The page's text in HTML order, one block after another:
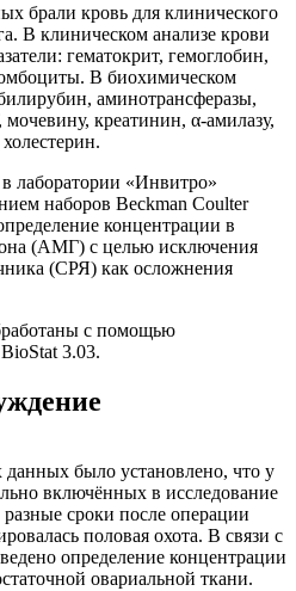
брали кровь для клинического
В клиническом анализе крови
гематокрит, гемоглобин,
В биохимическом
аминотрансферазы,
креатинин, α-амилазу,
лаборатории «Инвитро»
наборов Beckman Сoulter
концентрации в
(АМГ) с целью исключения
(СРЯ) как осложнения
с помощью
3.03.
было установлено, что у
включённых в исследование
сроки после операции
половая охота. В связи с
определение концентрации
овариальной ткани.